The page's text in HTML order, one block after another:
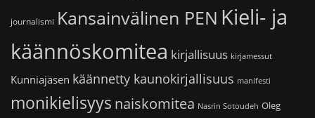
journalismi Kansainvälinen PEN Kieli- ja
käännöskomitea kirjallisuus kirjamessut
Kunniajäsen käännetty kaunokirjallisuus manifesti
monikielisyys naiskomitea Nasrin Sotoudeh Oleg